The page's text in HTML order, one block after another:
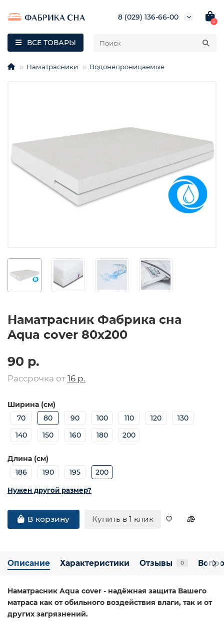
8 (029) 136-66-00
0
ВСЕ ТОВАРЫ
Наматрасники Водонепроницаемые
Наматрасник Фабрика сна
Aqua cover 80х200
90 р.
Рассрочка от 16 р.
Ширина (см)
70
80 90 100 110 120
130
140
150 160 180 200
Длина (см)
186
190 195 200
Нужен другой размер?
В корзину Купить в 1 клик
Описание Характеристики Отзывы 0
Наматрасник Aqua cover - надёжная защита Вашего
матраса как от обильного воздействия влаги, так и от
других загрязнений.